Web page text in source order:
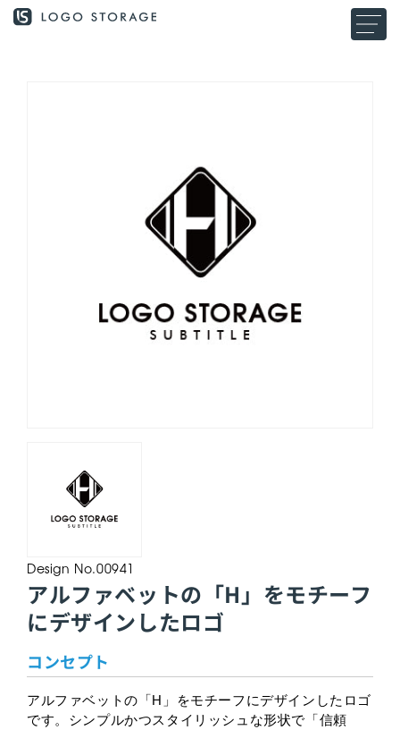
ンツに
Design No.00941
アルファベットの「H」をモチーフ
にデザインしたロゴ
コンセプト
アルファベットの「H」をモチーフにデザインしたロゴ
です。シンプルかつスタイリッシュな形状で「信頼